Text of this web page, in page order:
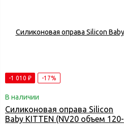
-1 010 ₽ -17%
В наличии
Силиконовая оправа Silicon
Baby KITTEN (NV20 объем 120-